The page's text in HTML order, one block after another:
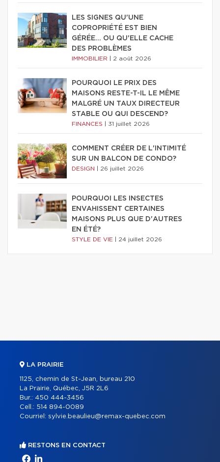
LES SIGNES QU'UNE
COPROPRIÉTÉ EST BIEN
GÉRÉE… OU QU'ELLE CACHE
DES PROBLÈMES
IMMOBILIER 2 août 2026
POURQUOI LE PRIX DES
MAISONS RESTE-T-IL LE MÊME
MALGRÉ UN TAUX DIRECTEUR
STABLE OU QUI DESCEND?
FINANCES 31 juillet 2026
COMMENT CRÉER DE L'INTIMITÉ
SUR UN BALCON DE CONDO?
DESIGN 26 juillet 2026
POURQUOI LES INSECTES
ENVAHISSENT CERTAINES
MAISONS PLUS QUE D'AUTRES
EN ÉTÉ?
STYLE DE VIE 24 juillet 2026
LA PRAIRIE
1125, chemin de St-Jean, bureau 210
La Prairie, Québec, J5R 2L6
Bur.: 450 444-3456
Cell.: 514 894-0089
Courriel: sylvie.beaulieu@remax-quebec.com
RESTONS EN CONTACT